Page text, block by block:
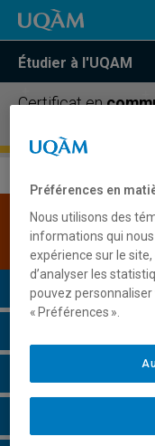
Étudier à l'UQAM
Certificat en
Une version
disponible.
Présentation du
Cours à suivre et
Grille de
Préférences en
Nous utilisons des
informations qui
expérience sur le
d’analyser les
pouvez
« Préférences ».